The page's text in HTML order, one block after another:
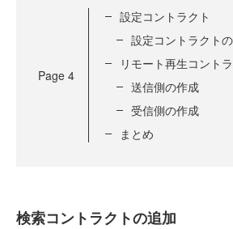
Page 4
設定コントラクト
設定コントラクト
リモート再生コント
送信側の作成
受信側の作成
まとめ
検索コントラクトの追加